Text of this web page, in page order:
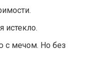
истекло.
с мечом. Но без